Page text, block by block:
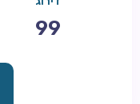
99